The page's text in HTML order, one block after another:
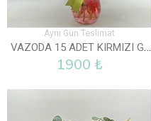
Aynı Gün Teslimat
VAZODA 15 ADET KIRMIZI GÜL
1900 ₺